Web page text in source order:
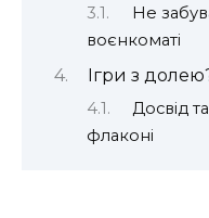
Не
воєнкоматі
Ігри з
Досвід
флаконі